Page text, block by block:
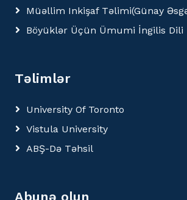
Müəllim Inkişaf Təlimi(Günay
Böyüklər Üçün Ümumi İngilis Dili
Təlimlər
University Of Toronto
Vistula University
ABŞ-Də Təhsil
Abunə olun